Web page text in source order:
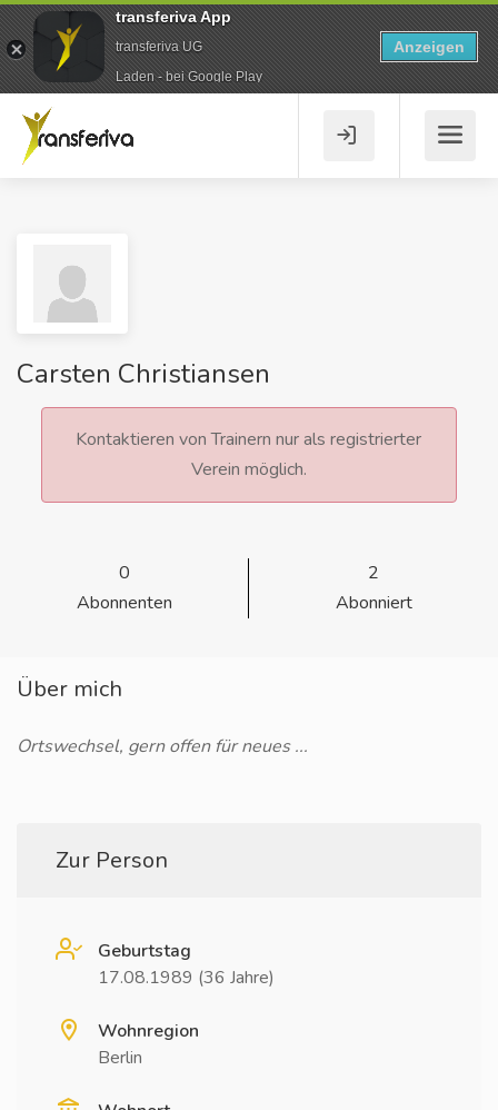
Carsten Christiansen
Kontaktieren von Trainern nur als registrierter
Verein möglich.
0
Abonnenten
2
Abonniert
Über mich
Ortswechsel, gern offen für neues ...
Zur Person
Geburtstag
17.08.1989 (36 Jahre)
Wohnregion
Berlin
transferiva App
transferiva UG
Laden - bei Google Play
Anzeigen